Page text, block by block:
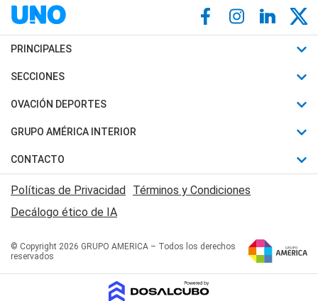
PRINCIPALES
Últimas Noticias
Política
Judiciales
Economia
SECCIONES
Horóscopo
Motores
Trucos caseros
Series y Películas
Edictos y Solicitadas
OVACIÓN DEPORTES
Fútbol
Mundial
Automovilismo
Rugby
Básquet
GRUPO AMÉRICA INTERIOR
Canal 7 en Vivo
San Juan 8
CONTACTO
Acerca de Nosotros
Contactanos
Políticas de Privacidad Términos y Condiciones
Decálogo ético de IA
© Copyright 2026 GRUPO AMERICA – Todos los derechos
reservados